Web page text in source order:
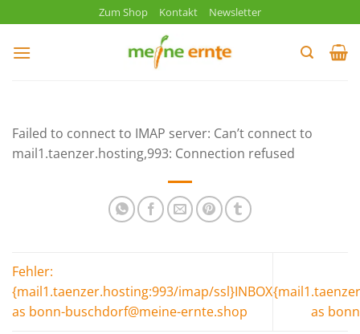
Inhalt
springen
Zum Shop Kontakt Newsletter
Failed to connect to IMAP server: Can’t connect to
mail1.taenzer.hosting,993: Connection refused
Fehler:
{mail1.taenzer.hosting:993/imap/ssl}INBOX
as bonn-buschdorf@meine-ernte.shop
as